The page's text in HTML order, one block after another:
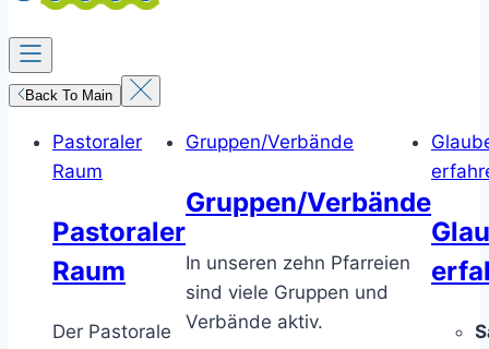
Back To Main
Pastoraler
Raum
Pastoraler
Raum
Der Pastorale
Gruppen/Verbände
Gruppen/Verbände
In unseren zehn Pfarreien
sind viele Gruppen und
Verbände aktiv.